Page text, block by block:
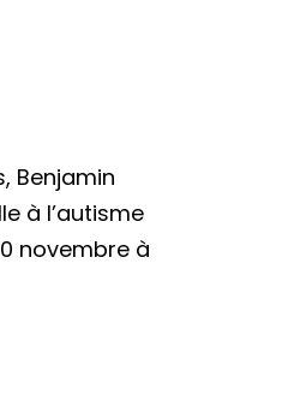
Benjamin
à l’autisme
novembre à